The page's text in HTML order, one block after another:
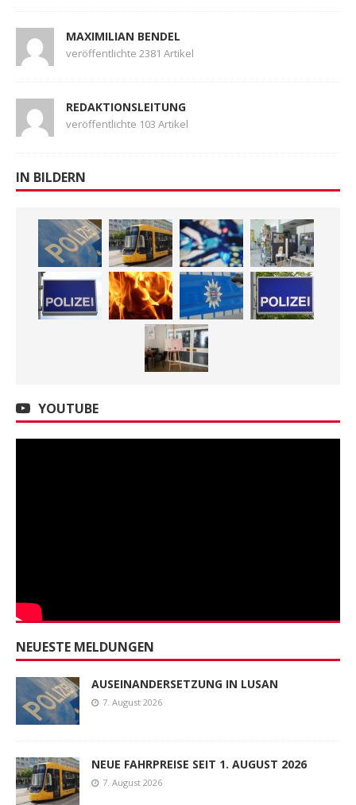
MAXIMILIAN BENDEL
veröffentlichte 2381 Artikel
REDAKTIONSLEITUNG
veröffentlichte 103 Artikel
IN BILDERN
YOUTUBE
NEUESTE MELDUNGEN
AUSEINANDERSETZUNG IN LUSAN
7. August 2026
NEUE FAHRPREISE SEIT 1. AUGUST 2026
7. August 2026